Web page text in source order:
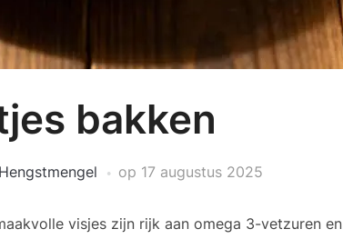
bakken
op 17 augustus 2025
visjes zijn rijk aan omega 3-vetzuren en